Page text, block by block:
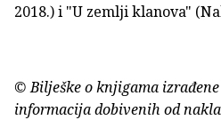
2018.) i "U zemlji klanova"
© Bilješke o knjigama
informacija dobivenih od